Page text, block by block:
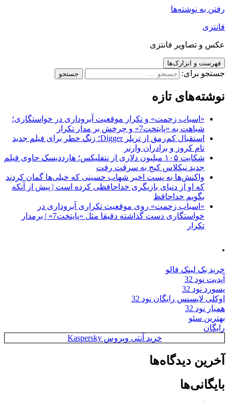
رفتن به نوشته‌ها
فانتزی
عکس و تصاویر فانتزی
فهرست و ابزارک‌ها
جستجو برای:
نوشته‌های تازه
«اسباب زحمت» و تکرار موقعیت آبروداری در خواستگاری؛
شباهت به «پایتخت7» و چرخش بر مدار تکرار
استقبال کم‌رمق از تریلر Digger؛ زنگ خطر برای فیلم جدید
تام کروز و برادران وارنر
شکایت ۱۰۵ میلیون دلاری از نتفلیکس؛ هارددیسک حاوی فیلم
جدید نیکلاس کیج به سرقت رفت
واکنش‌ها به پست اخیر شهاب حسینی که خیلی‌ها گمان کردند
که او از دنیای بازیگری خداحافظی کرده است | پیش از آنکه
بگویم خداحافظ
«اسباب زحمت» روی موقعیت تکراری آبروداری در
خواستگاری دست گذاشته دقیقا مثل «پایتخت7» | برمدار
تکرار
.
خرید بک لینک فالو
آپدیت نود 32
پسورد نود 32
اوکلی لایسنس رایگان نود 32
همیار نود 32
بهترین سئو
رایگان
خرید آنتی ویروس Kaspersky
آخرین دیدگاه‌ها
بایگانی‌ها